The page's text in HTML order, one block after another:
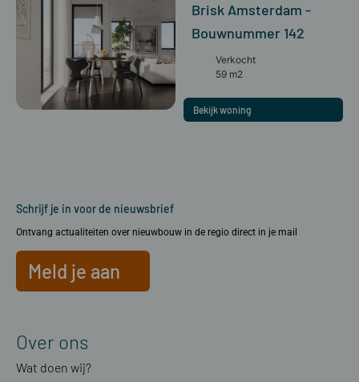
Brisk Amsterdam -
Bouwnummer 142
Verkocht
59 m2
Bekijk woning
Schrijf je in voor de nieuwsbrief
Ontvang actualiteiten over nieuwbouw in de regio direct in je mail
Meld je aan
Over ons
Wat doen wij?